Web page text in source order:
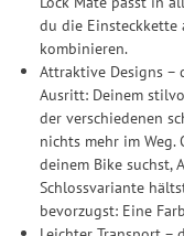
du die Einsteckkette
kombinieren.
Attraktive Designs –
Ausritt: Deinem
der verschiedenen
nichts mehr im Weg.
deinem Bike suchst,
Schlossvariante
bevorzugst: Eine